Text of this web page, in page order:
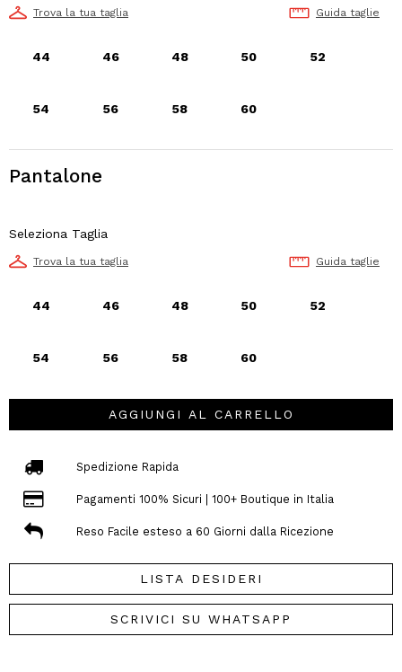
Trova la tua taglia Guida taglie
44 46 48 50 52
54 56 58 60
Pantalone
Seleziona Taglia
Trova la tua taglia Guida taglie
44 46 48 50 52
54 56 58 60
AGGIUNGI AL CARRELLO
Spedizione Rapida
Pagamenti 100% Sicuri | 100+ Boutique in Italia
Reso Facile esteso a 60 Giorni dalla Ricezione
LISTA DESIDERI
SCRIVICI SU WHATSAPP